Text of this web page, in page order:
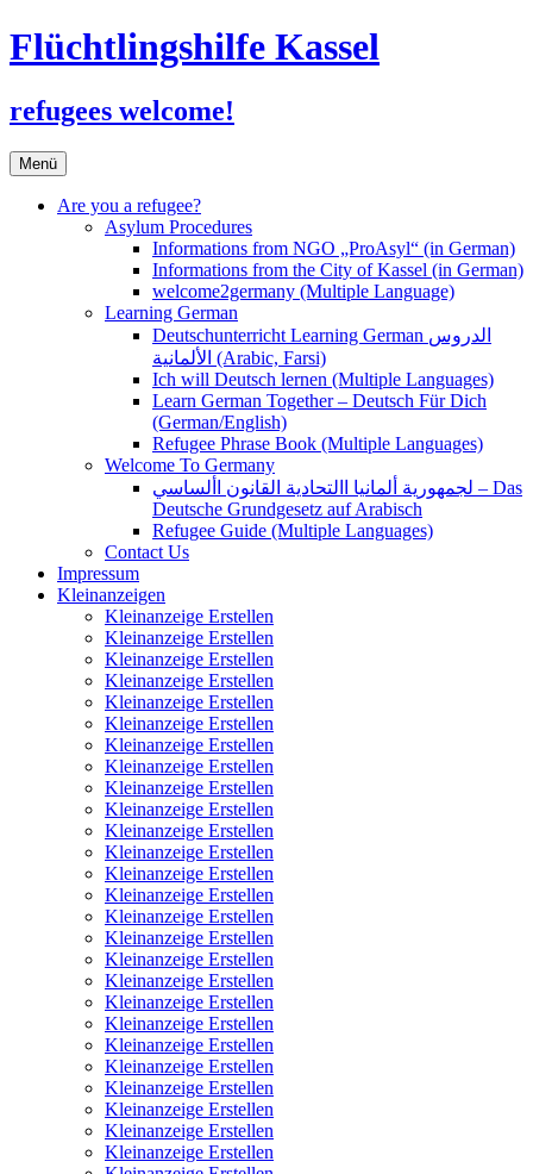
Flüchtlingshilfe Kassel
refugees welcome!
Menü Zum
Inhalt
springen
Are you a refugee?
Asylum Procedures
Informations from NGO „ProAsyl“ (in German)
Informations from the City of Kassel (in German)
welcome2germany (Multiple Language)
Learning German
Deutschunterricht Learning German الدروس
الألمانية (Arabic, Farsi)
Ich will Deutsch lernen (Multiple Languages)
Learn German Together – Deutsch Für Dich
(German/English)
Refugee Phrase Book (Multiple Languages)
Welcome To Germany
لجمهورية ألمانيا االتحادية القانون األساسي – Das
Deutsche Grundgesetz auf Arabisch
Refugee Guide (Multiple Languages)
Contact Us
Impressum
Kleinanzeigen
Kleinanzeige Erstellen
Kleinanzeige Erstellen
Kleinanzeige Erstellen
Kleinanzeige Erstellen
Kleinanzeige Erstellen
Kleinanzeige Erstellen
Kleinanzeige Erstellen
Kleinanzeige Erstellen
Kleinanzeige Erstellen
Kleinanzeige Erstellen
Kleinanzeige Erstellen
Kleinanzeige Erstellen
Kleinanzeige Erstellen
Kleinanzeige Erstellen
Kleinanzeige Erstellen
Kleinanzeige Erstellen
Kleinanzeige Erstellen
Kleinanzeige Erstellen
Kleinanzeige Erstellen
Kleinanzeige Erstellen
Kleinanzeige Erstellen
Kleinanzeige Erstellen
Kleinanzeige Erstellen
Kleinanzeige Erstellen
Kleinanzeige Erstellen
Kleinanzeige Erstellen